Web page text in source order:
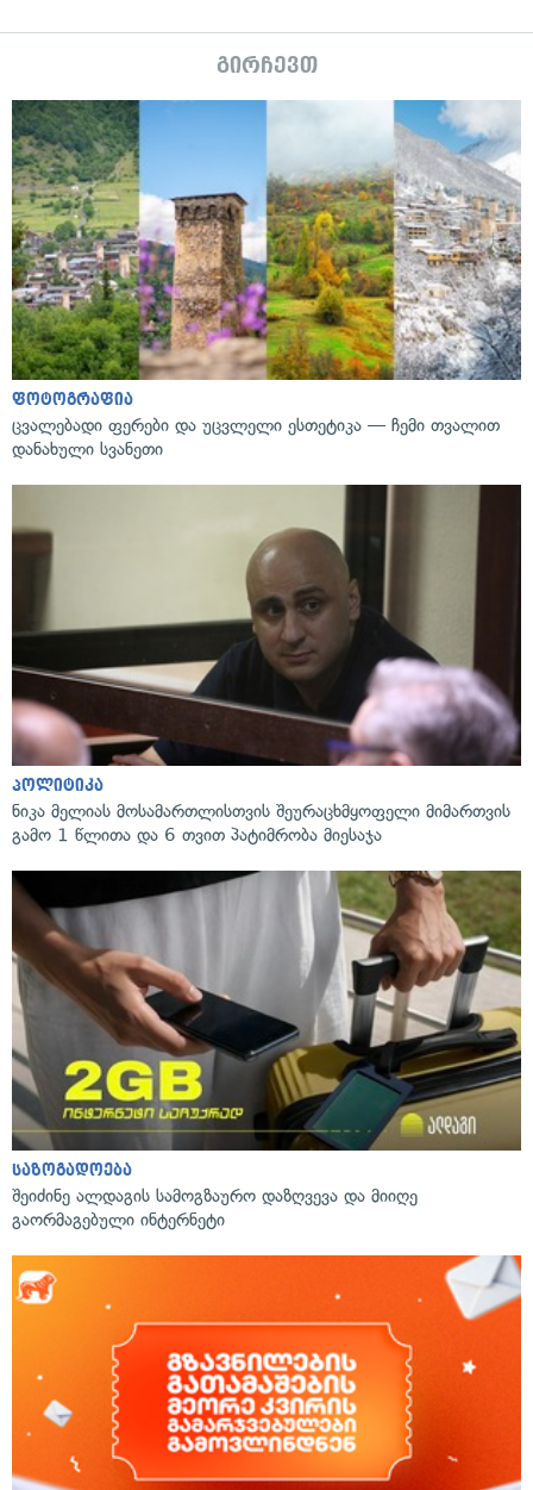
გირჩევთ
ფოტოგრაფია
ცვალებადი ფერები და უცვლელი ესთეტიკა — ჩემი თვალით
დანახული სვანეთი
პოლიტიკა
ნიკა მელიას მოსამართლისთვის შეურაცხმყოფელი მიმართვის
გამო 1 წლითა და 6 თვით პატიმრობა მიესაჯა
საზოგადოება
შეიძინე ალდაგის სამოგზაურო დაზღვევა და მიიღე
გაორმაგებული ინტერნეტი